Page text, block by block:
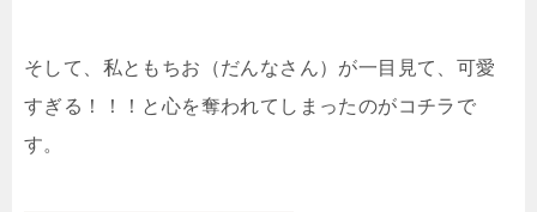
そして、私ともちお（だんなさん）が一目見て、可愛
すぎる！！！と心を奪われてしまったのがコチラで
す。